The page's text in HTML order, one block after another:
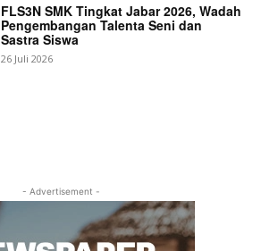
FLS3N SMK Tingkat Jabar 2026, Wadah
Pengembangan Talenta Seni dan
Sastra Siswa
26 Juli 2026
- Advertisement -